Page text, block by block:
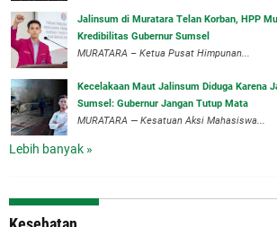
‎Jalinsum di Muratara Telan Korban, HPP
Kredibilitas Gubernur Sumsel
MURATARA – Ketua Pusat Himpunan...
‎Kecelakaan Maut Jalinsum Diduga Karena
Sumsel: Gubernur Jangan Tutup Mata
‎MURATARA — Kesatuan Aksi Mahasiswa...
Lebih banyak »